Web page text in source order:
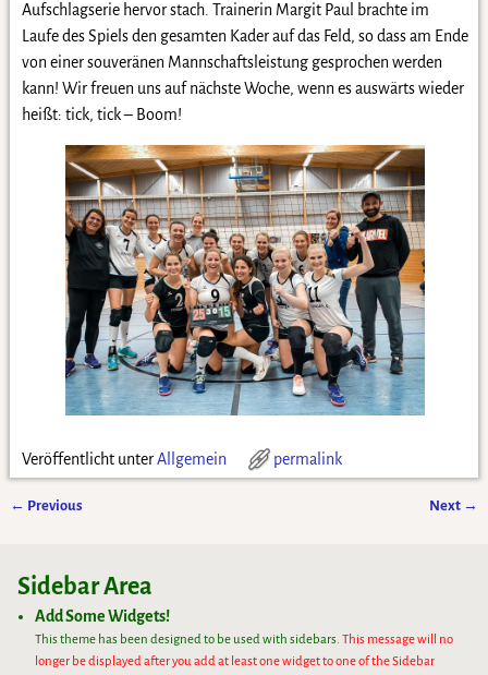
Aufschlagserie hervor stach. Trainerin Margit Paul brachte im
Laufe des Spiels den gesamten Kader auf das Feld, so dass am Ende
von einer souveränen Mannschaftsleistung gesprochen werden
kann! Wir freuen uns auf nächste Woche, wenn es auswärts wieder
heißt: tick, tick – Boom!
Veröffentlicht unter Allgemein permalink
← Previous Next →
Sidebar Area
Add Some Widgets!
This theme has been designed to be used with sidebars. This message will no
longer be displayed after you add at least one widget to one of the Sidebar